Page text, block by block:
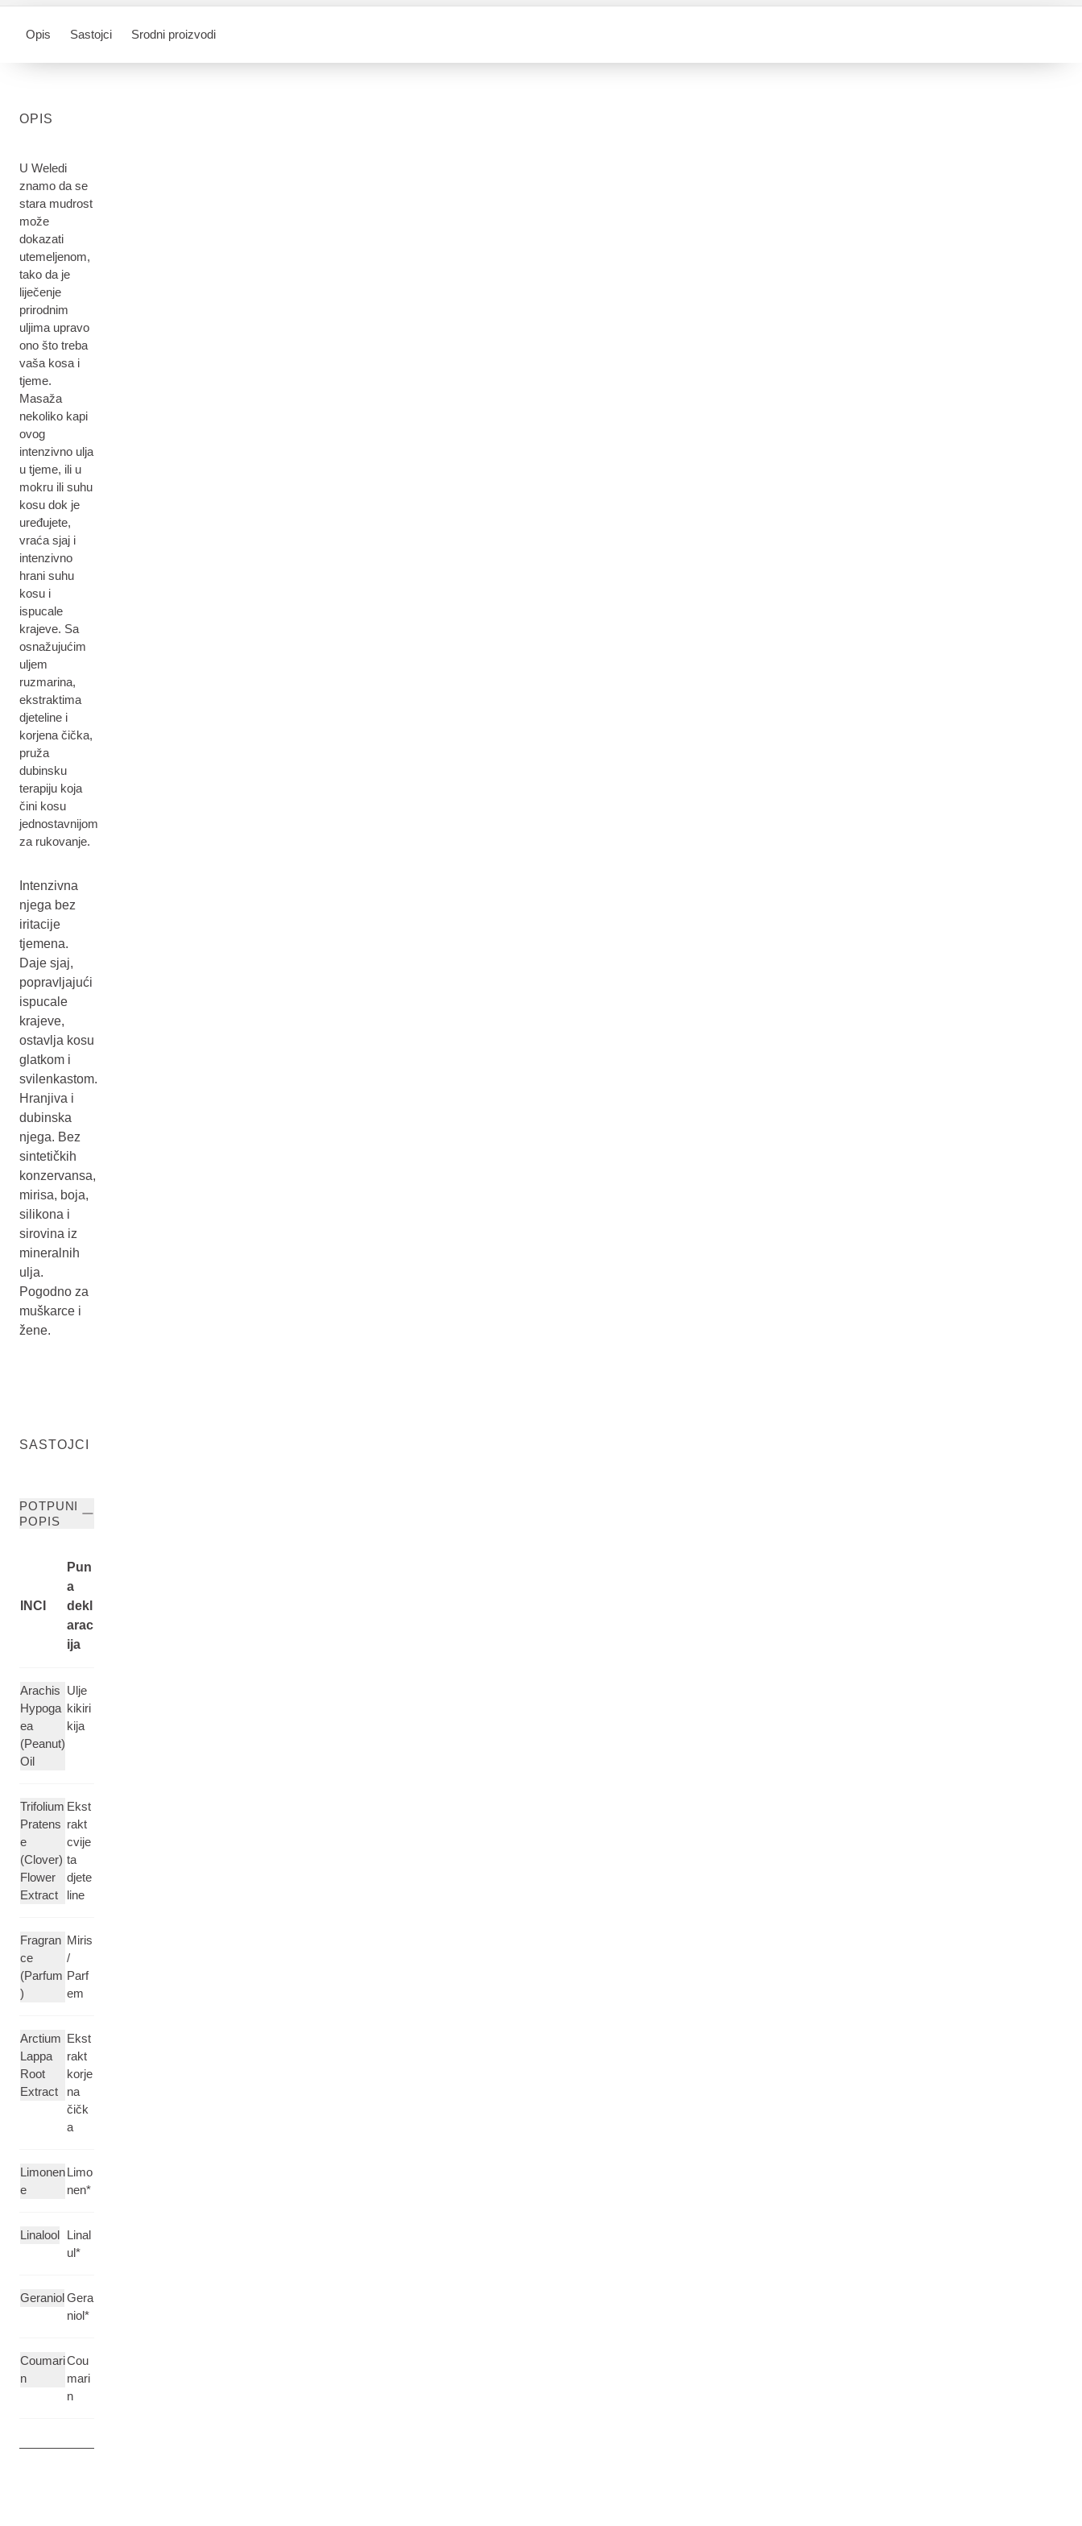
Opis Sastojci Srodni proizvodi
OPIS
U Weledi
znamo da se
stara mudrost
može
dokazati
utemeljenom,
tako da je
liječenje
prirodnim
uljima upravo
ono što treba
vaša kosa i
tjeme.
Masaža
nekoliko kapi
ovog
intenzivno ulja
u tjeme, ili u
mokru ili suhu
kosu dok je
uređujete,
vraća sjaj i
intenzivno
hrani suhu
kosu i
ispucale
krajeve. Sa
osnažujućim
uljem
ruzmarina,
ekstraktima
djeteline i
korjena čička,
pruža
dubinsku
terapiju koja
čini kosu
jednostavnijom
za rukovanje.
Intenzivna
njega bez
iritacije
tjemena.
Daje sjaj,
popravljajući
ispucale
krajeve,
ostavlja kosu
glatkom i
svilenkastom.
Hranjiva i
dubinska
njega. Bez
sintetičkih
konzervansa,
mirisa, boja,
silikona i
sirovina iz
mineralnih
ulja.
Pogodno za
muškarce i
žene.
SASTOJCI
POTPUNI
POPIS
INCI
Pun
a
dekl
arac
ija
Arachis
Hypoga
ea
(Peanut)
Oil
Ulje
kikiri
kija
Trifolium
Pratens
e
(Clover)
Flower
Extract
Ekst
rakt
cvije
ta
djete
line
Fragran
ce
(Parfum
)
Miris
/
Parf
em
Arctium
Lappa
Root
Extract
Ekst
rakt
korje
na
čičk
a
Limonen
e
Limo
nen*
Linalool Linal
ul*
GeraniolGera
niol*
Coumari
n
Cou
mari
n